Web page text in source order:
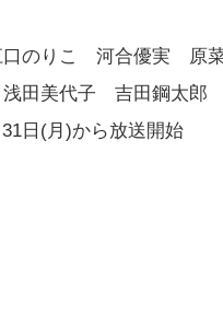
のりこ 河合優実 原
美代子 吉田鋼太郎
日(月)から放送開始